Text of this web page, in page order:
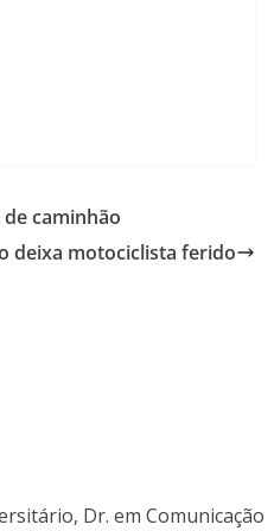
caminhão
deixa motociclista ferido
Dr. em Comunicação